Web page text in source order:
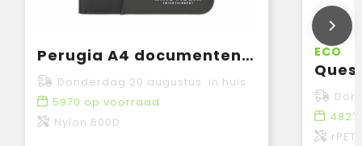
Perugia A4 documentenmap
Donderdag 20 augustus in huis
5970 op voorraad
Nylon 600D
ECO
4827